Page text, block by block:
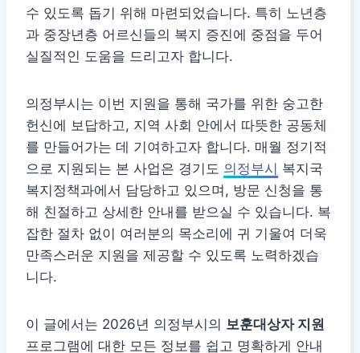
수 있도록 돕기 위해 마련되었습니다. 특히 노년층
과 중장년층 어르신들의 복지 증진에 중점을 두어
실질적인 도움을 드리고자 합니다.
의정부시는 이번 지원을 통해 국가를 위한 숭고한
헌신에 보답하고, 지역 사회 안에서 따뜻한 공동체
를 만들어가는 데 기여하고자 합니다. 매월 정기적
으로 지원되는 본 사업은 경기도 의정부시 복지국
복지정책과에서 담당하고 있으며, 방문 신청을 통
해 친절하고 상세한 안내를 받으실 수 있습니다. 복
잡한 절차 없이 여러분의 목소리에 귀 기울여 더욱
만족스러운 지원을 제공할 수 있도록 노력하겠습
니다.
이 글에서는 2026년 의정부시의 보훈대상자 지원
프로그램에 대한 모든 정보를 쉽고 명확하게 안내